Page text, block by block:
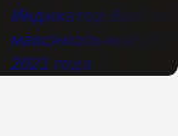
Индикатор Bank of
максимальный
2021 года